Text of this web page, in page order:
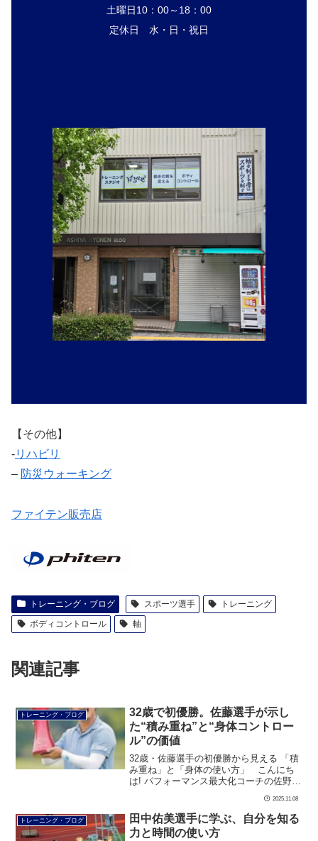
土曜日10：00～18：00
定休日 水・日・祝日
【その他】
‐リハビリ
– 防災ウォーキング
ファイテン販売店
トレーニング・ブログ スポーツ選手
トレーニング
ボディコントロール
軸
関連記事
トレーニング・ブログ
32歳で初優勝。佐藤選手が示し
た“積み重ね”と“身体コントロー
ル”の価値
32歳・佐藤選手の初優勝から見える 「積
み重ね」と「身体の使い方」 こんにち
は! パフォーマンス最大化コーチの佐野雅
ゴルファー32歳の佐藤選手が プロ入り
[…]
2025.11.08
トレーニング・ブログ
田中佑美選手に学ぶ、自分を知る
力と時間の使い方